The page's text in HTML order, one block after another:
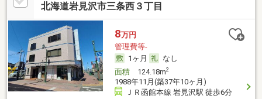
北海道岩見沢市三条西３丁目
8万円
管理費等-
1ヶ月
なし
面積124.18m2
1988年11月(築37年10ヶ月)
ＪＲ函館本線 岩見沢駅 徒歩6分